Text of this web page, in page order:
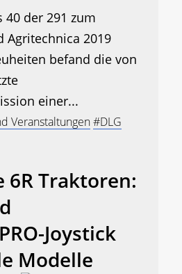
der 291 zum
Agritechnica 2019
befand die von
einer...
Veranstaltungen#DLG
6R Traktoren:
Joystick
Modelle